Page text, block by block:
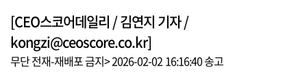
[CEO스코어데일리 / 김연지 기자 /
kongzi@ceoscore.co.kr]
무단 전재-재배포 금지> 2026-02-02 16:16:40 송고